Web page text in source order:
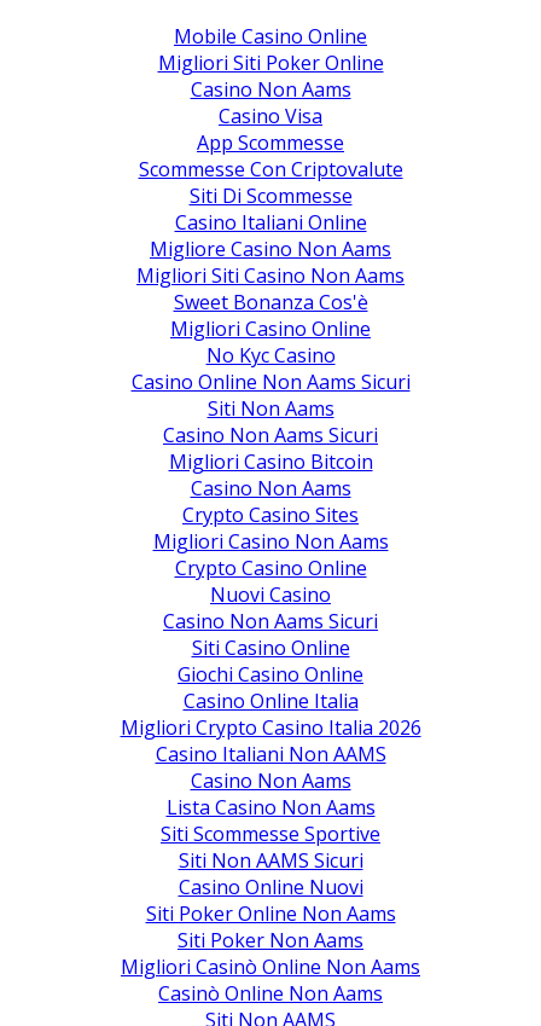
Mobile Casino Online
Migliori Siti Poker Online
Casino Non Aams
Casino Visa
App Scommesse
Scommesse Con Criptovalute
Siti Di Scommesse
Casino Italiani Online
Migliore Casino Non Aams
Migliori Siti Casino Non Aams
Sweet Bonanza Cos'è
Migliori Casino Online
No Kyc Casino
Casino Online Non Aams Sicuri
Siti Non Aams
Casino Non Aams Sicuri
Migliori Casino Bitcoin
Casino Non Aams
Crypto Casino Sites
Migliori Casino Non Aams
Crypto Casino Online
Nuovi Casino
Casino Non Aams Sicuri
Siti Casino Online
Giochi Casino Online
Casino Online Italia
Migliori Crypto Casino Italia 2026
Casino Italiani Non AAMS
Casino Non Aams
Lista Casino Non Aams
Siti Scommesse Sportive
Siti Non AAMS Sicuri
Casino Online Nuovi
Siti Poker Online Non Aams
Siti Poker Non Aams
Migliori Casinò Online Non Aams
Casinò Online Non Aams
Siti Non AAMS